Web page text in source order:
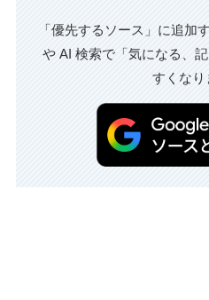
「優先するソース」に追加
や AI 検索で「気になる、
すくなり